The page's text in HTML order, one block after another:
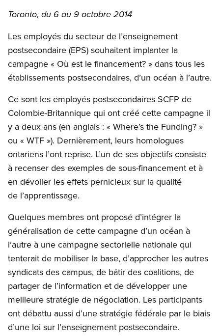
Toronto, du 6 au 9 octobre 2014
Les employés du secteur de l’enseignement
postsecondaire (EPS) souhaitent implanter la
campagne « Où est le financement? » dans tous les
établissements postsecondaires, d’un océan à l’autre.
Ce sont les employés postsecondaires SCFP de
Colombie-Britannique qui ont créé cette campagne il
y a deux ans (en anglais : « Where’s the Funding? »
ou « WTF »). Dernièrement, leurs homologues
ontariens l’ont reprise. L’un de ses objectifs consiste
à recenser des exemples de sous-financement et à
en dévoiler les effets pernicieux sur la qualité
de l’apprentissage.
Quelques membres ont proposé d’intégrer la
généralisation de cette campagne d’un océan à
l’autre à une campagne sectorielle nationale qui
tenterait de mobiliser la base, d’approcher les autres
syndicats des campus, de bâtir des coalitions, de
partager de l’information et de développer une
meilleure stratégie de négociation. Les participants
ont débattu aussi d’une stratégie fédérale par le biais
d’une loi sur l’enseignement postsecondaire.